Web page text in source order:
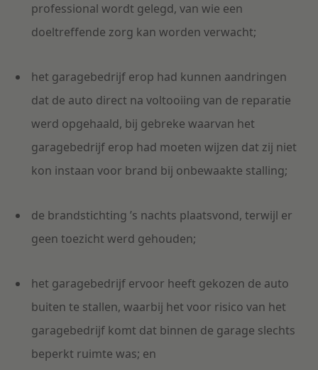
professional wordt gelegd, van wie een
doeltreffende zorg kan worden verwacht;
het garagebedrijf erop had kunnen aandringen
dat de auto direct na voltooiing van de reparatie
werd opgehaald, bij gebreke waarvan het
garagebedrijf erop had moeten wijzen dat zij niet
kon instaan voor brand bij onbewaakte stalling;
de brandstichting ’s nachts plaatsvond, terwijl er
geen toezicht werd gehouden;
het garagebedrijf ervoor heeft gekozen de auto
buiten te stallen, waarbij het voor risico van het
garagebedrijf komt dat binnen de garage slechts
beperkt ruimte was; en